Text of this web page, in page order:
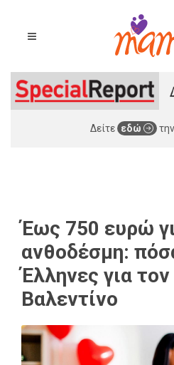
Δείτε εδώ
Έως 750 ευρώ
ανθοδέσμη:
Έλληνες για
Βαλεντίνο